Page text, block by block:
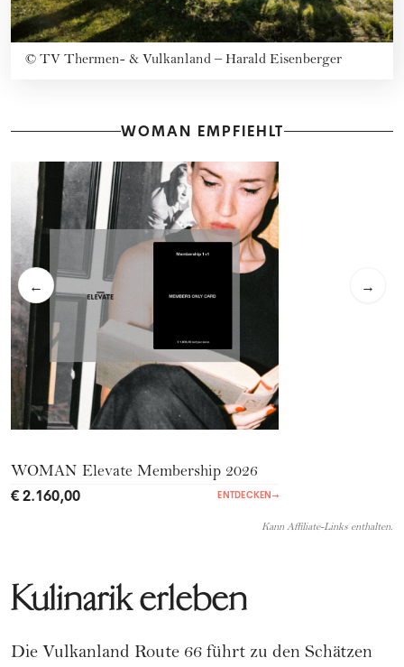
© TV Thermen- & Vulkanland – Harald Eisenberger
WOMAN EMPFIEHLT
← →
WOMAN Elevate Membership 2026
€ 2.160,00 ENTDECKEN→
Kann Affiliate-Links enthalten.
Kulinarik erleben
Die Vulkanland Route 66 führt zu den Schätzen